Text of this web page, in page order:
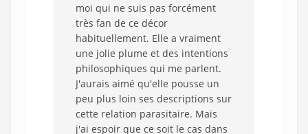
moi qui ne suis pas forcément
très fan de ce décor
habituellement. Elle a vraiment
une jolie plume et des intentions
philosophiques qui me parlent.
J'aurais aimé qu'elle pousse un
peu plus loin ses descriptions sur
cette relation parasitaire. Mais
j'ai espoir que ce soit le cas dans